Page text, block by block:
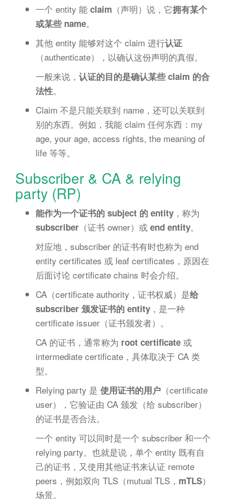
一个 entity 能 claim （声明）说，它拥有某个
或某些 name。
其他 entity 能够对这个 claim 进行认证
（authenticate），以确认这份声明的真假。
一般来说， 认证的目的是确认某些 claim 的合
法性。
Claim 不是只能关联到 name，还可以关联到
别的东西。例如，我能 claim 任何东西：my
age, your age, access rights, the meaning of
life 等等。
Subscriber & CA & relying
party (RP)
能作为一个证书的 subject 的 entity ，称为
subscriber （证书 owner）或 end entity。
对应地，subscriber 的证书有时也称为 end
entity certificates 或 leaf certificates，原因在
后面讨论 certificate chains 时会介绍。
CA（certificate authority，证书权威）是给
subscriber 颁发证书的 entity ，是一种
certificate issuer（证书颁发者）。
CA 的证书，通常称为 root certificate 或
intermediate certificate，具体取决于 CA 类
型。
Relying party 是 使用证书的用户 （certificate
user），它验证由 CA 颁发（给 subscriber）
的证书是否合法。
一个 entity 可以同时是一个 subscriber 和一个
relying party。也就是说，单个 entity 既有自
己的证书，又使用其他证书来认证 remote
peers，例如双向 TLS（mutual TLS， mTLS）
场景。